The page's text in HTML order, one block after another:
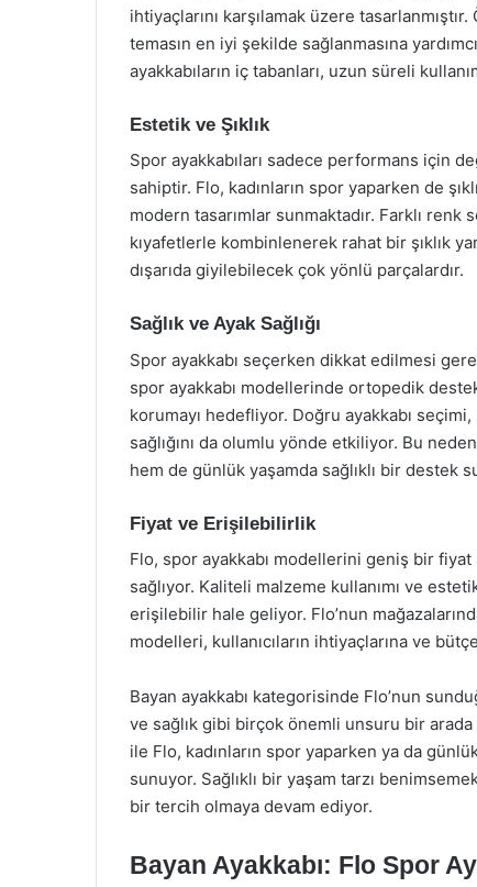
ihtiyaçlarını karşılamak üzere
temasın en iyi şekilde sağlanmasına
ayakkabıların iç tabanları, uzun süreli
Estetik ve Şıklık
Spor ayakkabıları sadece performans için
sahiptir. Flo, kadınların spor yaparken de
modern tasarımlar sunmaktadır. Farklı
kıyafetlerle kombinlenerek rahat bir şıklık
dışarıda giyilebilecek çok yönlü parçalardır.
Sağlık ve Ayak Sağlığı
Spor ayakkabı seçerken dikkat edilmesi
spor ayakkabı modellerinde ortopedik destek
korumayı hedefliyor. Doğru ayakkabı
sağlığını da olumlu yönde etkiliyor. Bu
hem de günlük yaşamda sağlıklı bir destek
Fiyat ve Erişilebilirlik
Flo, spor ayakkabı modellerini geniş bir
sağlıyor. Kaliteli malzeme kullanımı ve
erişilebilir hale geliyor. Flo’nun
modelleri, kullanıcıların ihtiyaçlarına ve
Bayan ayakkabı kategorisinde Flo’nun
ve sağlık gibi birçok önemli unsuru bir
ile Flo, kadınların spor yaparken ya da
sunuyor. Sağlıklı bir yaşam tarzı
bir tercih olmaya devam ediyor.
Bayan Ayakkabı: Flo Spor